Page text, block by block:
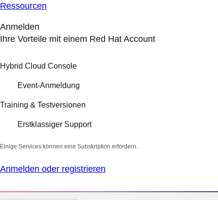
Ressourcen
Anmelden
Ihre Vorteile mit einem Red Hat Account
Hybrid Cloud Console
Event-Anmeldung
Training & Testversionen
Erstklassiger Support
Einige Services können eine Subskription erfordern.
Anmelden oder registrieren